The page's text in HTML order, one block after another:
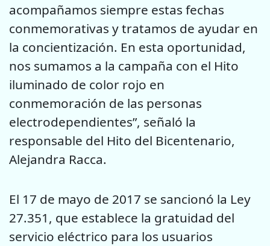
acompañamos siempre estas fechas
conmemorativas y tratamos de ayudar en
la concientización. En esta oportunidad,
nos sumamos a la campaña con el Hito
iluminado de color rojo en
conmemoración de las personas
electrodependientes”, señaló la
responsable del Hito del Bicentenario,
Alejandra Racca.
El 17 de mayo de 2017 se sancionó la Ley
27.351, que establece la gratuidad del
servicio eléctrico para los usuarios